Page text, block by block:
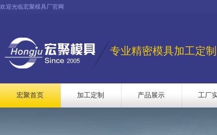
欢迎光临宏聚模具厂官网
专业精密模具加工定制
宏聚首页 加工定制 产品展示 工厂